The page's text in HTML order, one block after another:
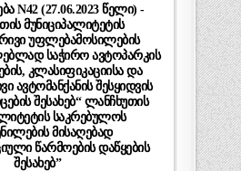
N42 (27.06.2023 წელი) -
მუნიციპალიტეტის
უფლებამოსილების
საჭირო ავტოპარკის
კლასიფიკაციისა და
ავტომანქანის შესყიდვის
შესახებ“ ლანჩხუთის
საკრებულოს
მისაღებად
წარმოების დაწყების
შესახებ”